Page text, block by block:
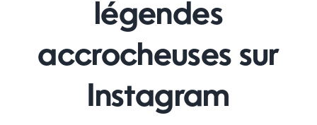
Twitter (𝕏)
Autres
légendes
accrocheuses sur
Instagram